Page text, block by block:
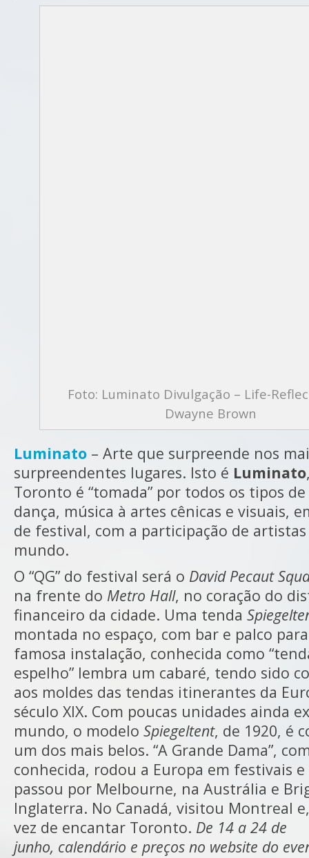
Foto: Luminato Divulgação – Life-
Dwayne Brown
Luminato – Arte que surpreende nos
surpreendentes lugares. Isto é Luminato
Toronto é “tomada” por todos os tipos
dança, música à artes cênicas e visuais,
de festival, com a participação de
mundo.
O “QG” do festival será o David Pecaut
na frente do Metro Hall, no coração do
financeiro da cidade. Uma tenda
montada no espaço, com bar e palco
famosa instalação, conhecida como
espelho” lembra um cabaré, tendo sido
aos moldes das tendas itinerantes da
século XIX. Com poucas unidades ainda
mundo, o modelo Spiegeltent, de 1920, é
um dos mais belos. “A Grande Dama”,
conhecida, rodou a Europa em festivais
passou por Melbourne, na Austrália e
Inglaterra. No Canadá, visitou Montreal
vez de encantar Toronto. De 14 a 24 de
junho, calendário e preços no website do